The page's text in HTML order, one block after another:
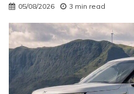
05/08/2026 3 min read